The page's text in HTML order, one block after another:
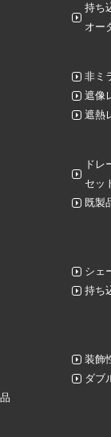
持ち
オー
非ミ
遮像
遮熱
ドレ
セッ
既製
シェ
持ち
装飾
ダブ